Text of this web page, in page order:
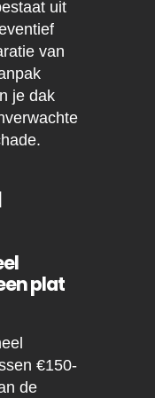
uit
van
je dak
plat
€150-
de